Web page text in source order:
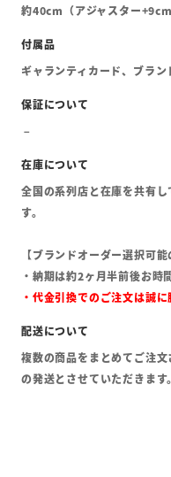
約40cm（アジャスター+9cm
ギャランティカード、ブラ
全国の系列店と在庫を共有
す。
【ブランドオーダー選択可能
・納期は約2ヶ月半前後お時
・代金引換でのご注文は誠
複数の商品をまとめてご注
の発送とさせていただきます。